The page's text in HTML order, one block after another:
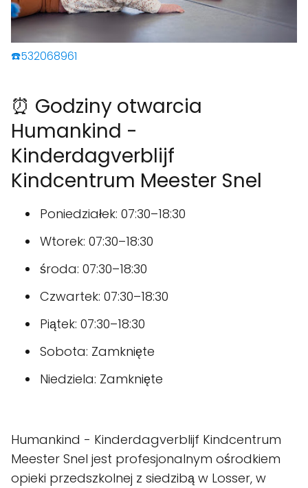
☎️532068961
⏰ Godziny otwarcia
Humankind -
Kinderdagverblijf
Kindcentrum Meester Snel
Poniedziałek: 07:30–18:30
Wtorek: 07:30–18:30
środa: 07:30–18:30
Czwartek: 07:30–18:30
Piątek: 07:30–18:30
Sobota: Zamknięte
Niedziela: Zamknięte
Humankind - Kinderdagverblijf Kindcentrum
Meester Snel jest profesjonalnym ośrodkiem
opieki przedszkolnej z siedzibą w Losser, w